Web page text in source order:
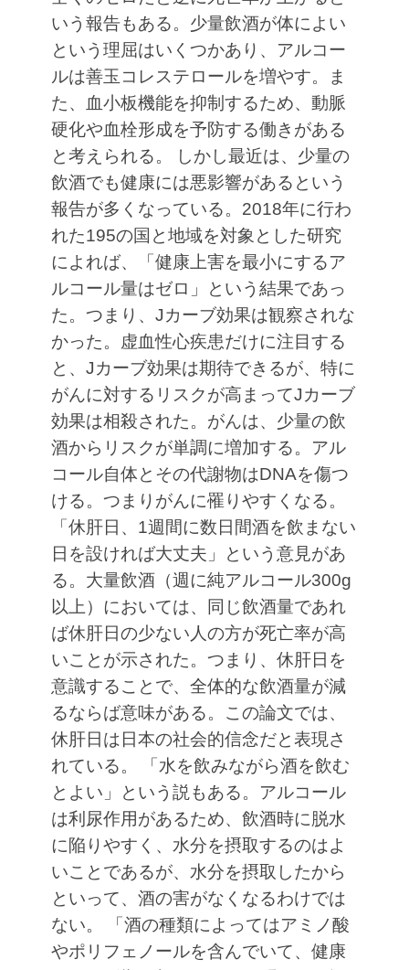
いう報告もある。少量飲酒が体によい
という理屈はいくつかあり、アルコー
ルは善玉コレステロールを増やす。ま
た、血小板機能を抑制するため、動脈
硬化や血栓形成を予防する働きがある
と考えられる。
しかし最近は、少量の
飲酒でも健康には悪影響があるという
報告が多くなっている。2018年に行わ
れた195の国と地域を対象とした研究
によれば、「健康上害を最小にするア
ルコール量はゼロ」という結果であっ
た。つまり、Jカーブ効果は観察されな
かった。虚血性心疾患だけに注目する
と、Jカーブ効果は期待できるが、特に
がんに対するリスクが高まってJカーブ
効果は相殺された。がんは、少量の飲
酒からリスクが単調に増加する。アル
コール自体とその代謝物はDNAを傷つ
ける。つまりがんに罹りやすくなる。
「休肝日、1週間に数日間酒を飲まない
日を設ければ大丈夫」という意見があ
る。大量飲酒（週に純アルコール300g
以上）においては、同じ飲酒量であれ
ば休肝日の少ない人の方が死亡率が高
いことが示された。つまり、休肝日を
意識することで、全体的な飲酒量が減
るならば意味がある。この論文では、
休肝日は日本の社会的信念だと表現さ
れている。
「水を飲みながら酒を飲む
とよい」という説もある。アルコール
は利尿作用があるため、飲酒時に脱水
に陥りやすく、水分を摂取するのはよ
いことであるが、水分を摂取したから
といって、酒の害がなくなるわけでは
ない。
「酒の種類によってはアミノ酸
やポリフェノールを含んでいて、健康